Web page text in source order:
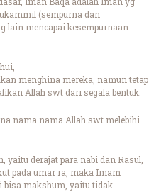
(sempurna dan
lain mencapai kesempurnaan
menghina mereka, namun tetap
Allah swt dari segala bentuk.
nama nama Allah swt melebihi
derajat para nabi dan Rasul,
pada umar ra, maka Imam
bisa makshum, yaitu tidak